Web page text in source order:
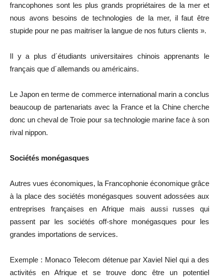
francophones sont les plus grands propriétaires de la mer et
nous avons besoins de technologies de la mer, il faut être
stupide pour ne pas maitriser la langue de nos futurs clients ».
Il y a plus d´étudiants universitaires chinois apprenants le
français que d´allemands ou américains.
Le Japon en terme de commerce international marin a conclus
beaucoup de partenariats avec la France et la Chine cherche
donc un cheval de Troie pour sa technologie marine face à son
rival nippon.
Sociétés monégasques
Autres vues économiques, la Francophonie économique grâce
à la place des sociétés monégasques souvent adossées aux
entreprises françaises en Afrique mais aussi russes qui
passent par les sociétés off-shore monégasques pour les
grandes importations de services.
Exemple : Monaco Telecom détenue par Xaviel Niel qui a des
activités en Afrique et se trouve donc être un potentiel